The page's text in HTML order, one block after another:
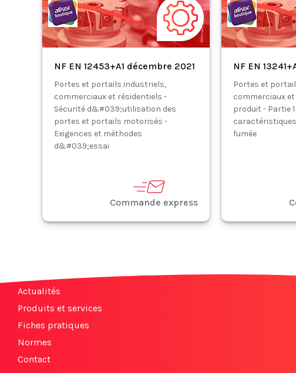
NF EN 12453+A1 décembre 2021
Portes et portails industriels,
commerciaux et résidentiels -
Sécurité d&#039;utilisation des
portes et portails motorisés -
Exigences et méthodes
d&#039;essai
Commande express
NF EN
Portes et
commerciaux et
produit - Partie
fumée
Actualités
Produits et services
Fiches pratiques
Normes
Contact